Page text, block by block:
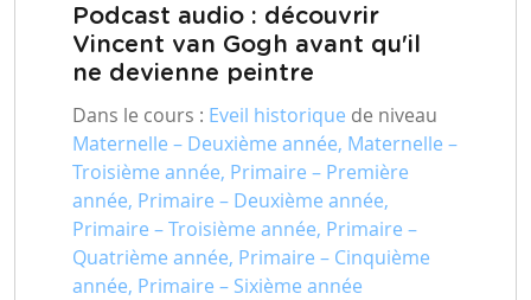
Podcast audio : découvrir
Vincent van Gogh avant qu'il
ne devienne peintre
Dans le cours : Eveil historique de niveau
Maternelle – Deuxième année, Maternelle –
Troisième année, Primaire – Première
année, Primaire – Deuxième année,
Primaire – Troisième année, Primaire –
Quatrième année, Primaire – Cinquième
année, Primaire – Sixième année